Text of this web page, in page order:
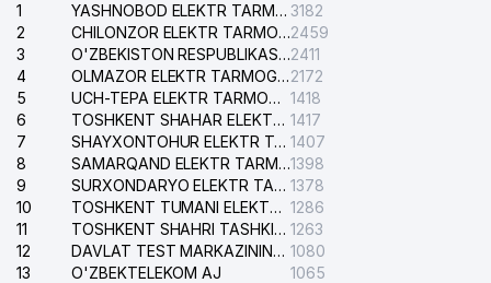
1
YASHNOBOD ELEKTR TARMOG'I NOSOZLIKLARI XIZMATI 3182
2
CHILONZOR ELEKTR TARMOG'I NOSOZLIK XIZMATI2459
3
O'ZBEKISTON RESPUBLIKASI BOSH PROKURATURASI ISHONCH TELEFONI2411
4
OLMAZOR ELEKTR TARMOG'I NOSOZLIKLARI XIZMATI2172
5
UCH-TEPA ELEKTR TARMOG'I NOSOZLIKLARI XIZMATI 1418
6
TOSHKENT SHAHAR ELEKTR TARMOQLARI KORXONASI AJ 1417
7
SHAYXONTOHUR ELEKTR TARMOG'I NOSOZLIKLARINI TUZATISH XIZMATI 1407
8
SAMARQAND ELEKTR TARMOQLARI AJ1398
9
SURXONDARYO ELEKTR TARMOQLARI AJ 1378
10
TOSHKENT TUMANI ELEKTR TARMOG'I AVARIYA XIZMATI 1286
11
TOSHKENT SHAHRI TASHKILOT TELEFONLARI HAQIDA MA'LUMOT BYUROSI 1263
12
DAVLAT TEST MARKAZINING ISHONCH TELEFONLARI 1080
13
O'ZBEKTELEKOM AJ
1065